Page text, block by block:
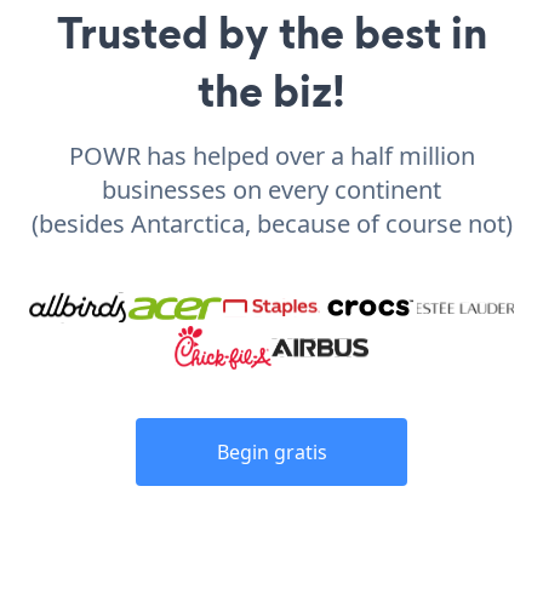
Trusted by the best in
the biz!
POWR has helped over a half million
businesses on every continent
(besides Antarctica, because of course not)
Begin gratis